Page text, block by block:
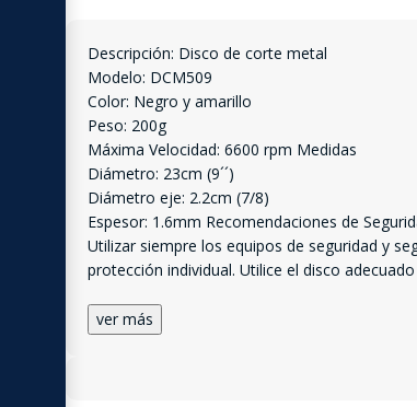
Descripción: Disco de corte metal
Modelo: DCM509
Color: Negro y amarillo
Peso: 200g
Máxima Velocidad: 6600 rpm Medidas
Diámetro: 23cm (9´´)
Diámetro eje: 2.2cm (7/8)
Espesor: 1.6mm Recomendaciones de
Utilizar siempre los equipos de seguridad y
protección individual. Utilice el disco
ver más